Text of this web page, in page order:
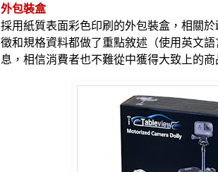
外包裝盒
採用紙質表面彩色印刷的外包裝盒，相關於
徵和規格資料都做了重點敘述（使用英文
息，相信消費者也不難從中獲得大致上的商